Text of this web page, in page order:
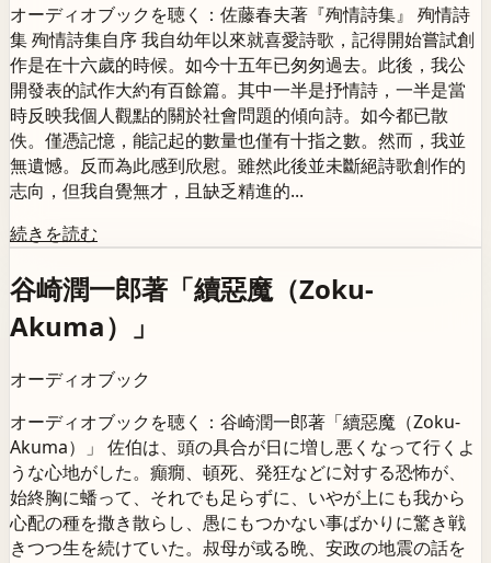
オーディオブックを聴く：佐藤春夫著『殉情詩集』 殉情詩
集 殉情詩集自序 我自幼年以來就喜愛詩歌，記得開始嘗試創
作是在十六歲的時候。如今十五年已匆匆過去。此後，我公
開發表的試作大約有百餘篇。其中一半是抒情詩，一半是當
時反映我個人觀點的關於社會問題的傾向詩。如今都已散
佚。僅憑記憶，能記起的數量也僅有十指之數。然而，我並
無遺憾。反而為此感到欣慰。雖然此後並未斷絕詩歌創作的
志向，但我自覺無才，且缺乏精進的...
続きを読む
谷崎潤一郎著「續惡魔（Zoku-
Akuma）」
オーディオブック
オーディオブックを聴く：谷崎潤一郎著「續惡魔（Zoku-
Akuma）」 佐伯は、頭の具合が日に増し悪くなって行くよ
うな心地がした。癲癇、頓死、発狂などに対する恐怖が、
始終胸に蟠って、それでも足らずに、いやが上にも我から
心配の種を撒き散らし、愚にもつかない事ばかりに驚き戦
きつつ生を続けていた。叔母が或る晩、安政の地震の話を